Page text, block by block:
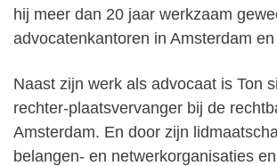
hij meer dan 20 jaar werkzaam
advocatenkantoren in Amsterdam
Naast zijn werk als advocaat is Ton
rechter-plaatsvervanger bij de
Amsterdam. En door zijn
belangen- en netwerkorganisaties